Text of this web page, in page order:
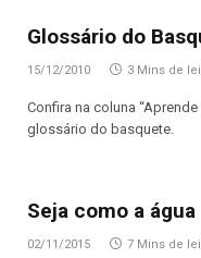
Glossário do
15/12/2010 3 Mins de
Confira na coluna
glossário do basquete.
Seja como a água
02/11/2015 7 Mins de